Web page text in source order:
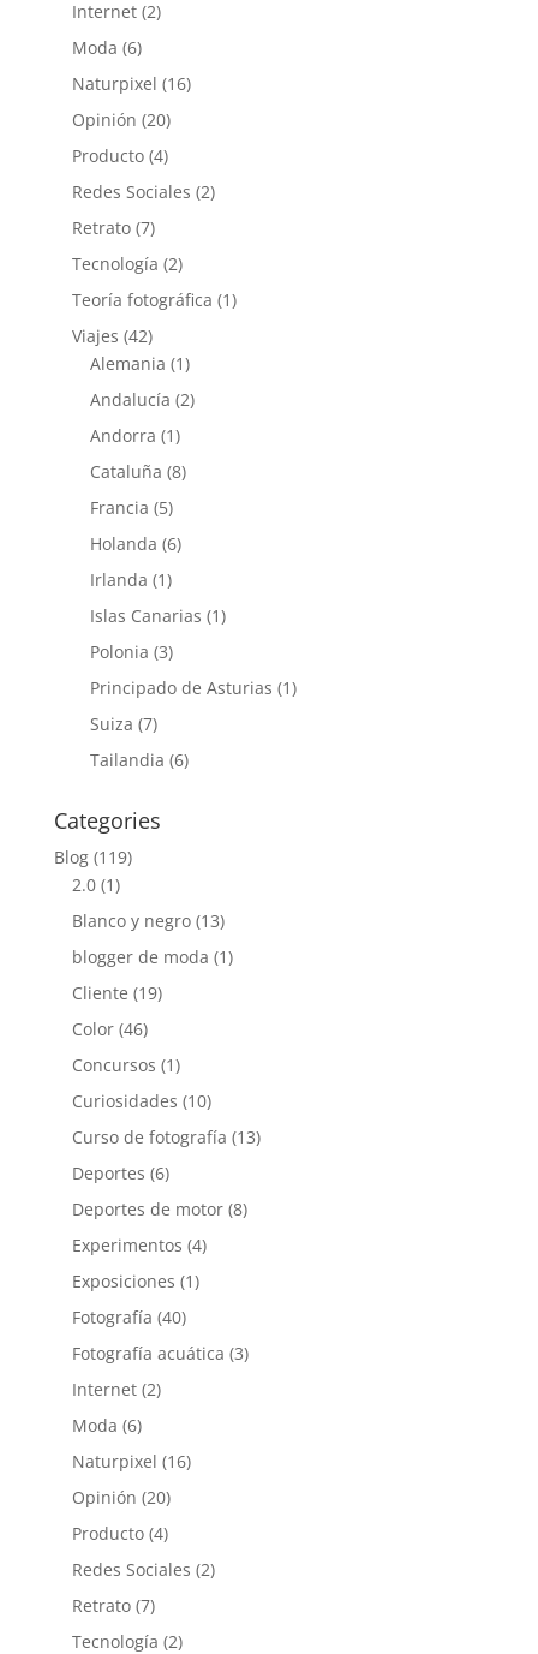
Internet(2)
Moda (6)
Naturpixel (16)
Opinión (20)
Producto(4)
Redes Sociales (2)
Retrato(7)
Tecnología (2)
Teoría fotográfica (1)
Viajes (42)
Alemania (1)
Andalucía (2)
Andorra (1)
Cataluña (8)
Francia (5)
Holanda (6)
Irlanda (1)
Islas Canarias (1)
Polonia (3)
Principado de Asturias (1)
Suiza (7)
Tailandia (6)
Categories
Blog(119)
2.0(1)
Blanco y negro(13)
blogger de moda (1)
Cliente (19)
Color(46)
Concursos (1)
Curiosidades (10)
Curso de fotografía (13)
Deportes (6)
Deportes de motor(8)
Experimentos (4)
Exposiciones (1)
Fotografía (40)
Fotografía acuática (3)
Internet(2)
Moda (6)
Naturpixel (16)
Opinión (20)
Producto(4)
Redes Sociales (2)
Retrato(7)
Tecnología (2)